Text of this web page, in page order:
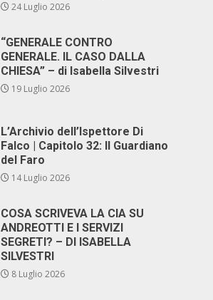
24 Luglio 2026
“GENERALE CONTRO
GENERALE. IL CASO DALLA
CHIESA” – di Isabella Silvestri
19 Luglio 2026
L’Archivio dell’Ispettore Di
Falco | Capitolo 32: Il Guardiano
del Faro
14 Luglio 2026
COSA SCRIVEVA LA CIA SU
ANDREOTTI E I SERVIZI
SEGRETI? – DI ISABELLA
SILVESTRI
8 Luglio 2026